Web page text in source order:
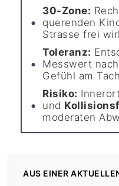
30-Zone:
querenden
Strasse frei
Toleranz:
Messwert
Gefühl am
Risiko:
und
moderaten
AUS EINER